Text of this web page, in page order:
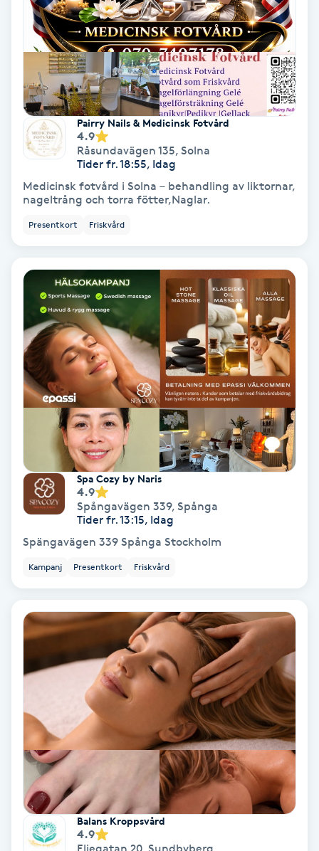
Pedikyr
Pensionärklippning
Permanent
Permanent hårborttagning
Permanent ögonbrynsmakeup
Personal shopper
Personlig tränare
Picolaser
Piercing
Pigmentbehandling
Pigmentfläckar
Plastikkirurgi
Powder brows
PRP (Platelet Rich Plasma)
Psoriasis
Radiofrekvens
Rakning
Reflexologi
Pairry Nails & Medicinsk Fotvård
4.9
Råsundavägen 135, Solna
Tider fr. 18:55, Idag
Medicinsk fotvård i Solna – behandling av liktornar,
nageltrång och torra fötter,Naglar.
Presentkort Friskvård
Spa Cozy by Naris
4.9
Spångavägen 339, Spånga
Tider fr. 13:15, Idag
Spängavägen 339 Spånga Stockholm
Kampanj Presentkort Friskvård
Balans Kroppsvård
4.9
Eliegatan 20 Sundbyberg